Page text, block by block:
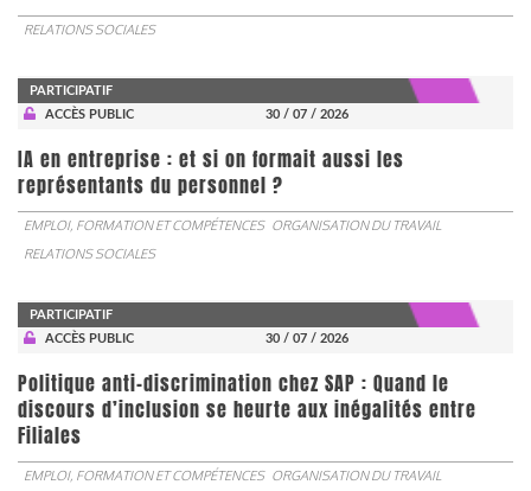
RELATIONS SOCIALES
PARTICIPATIF
ACCÈS PUBLIC
30 / 07 / 2026
IA en entreprise : et si on formait aussi les
représentants du personnel ?
EMPLOI, FORMATION ET COMPÉTENCES ORGANISATION DU TRAVAIL
RELATIONS SOCIALES
PARTICIPATIF
ACCÈS PUBLIC
30 / 07 / 2026
Politique anti-discrimination chez SAP : Quand le
discours d’inclusion se heurte aux inégalités entre
Filiales
EMPLOI, FORMATION ET COMPÉTENCES ORGANISATION DU TRAVAIL